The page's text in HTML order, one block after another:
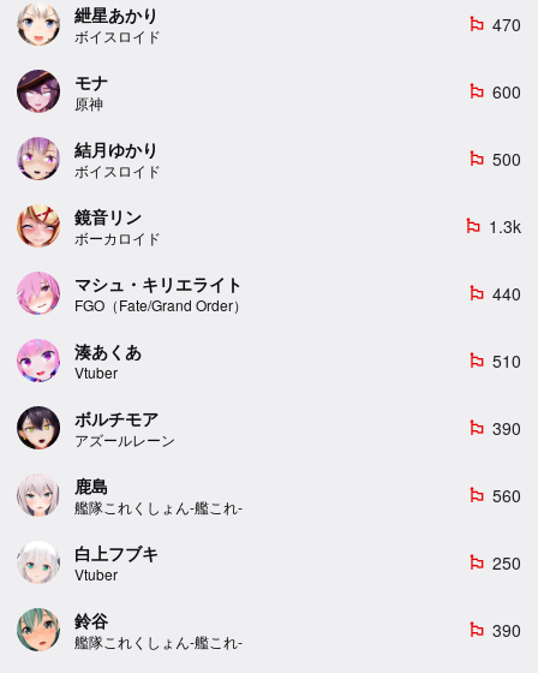
紲星あかり
ボイスロイド
emoji_flags 470
モナ
原神
emoji_flags 600
結月ゆかり
ボイスロイド
emoji_flags 500
鏡音リン
ボーカロイド
emoji_flags 1.3k
マシュ・キリエライト
FGO（Fate/Grand Order）
emoji_flags 440
湊あくあ
Vtuber
emoji_flags 510
ボルチモア
アズールレーン
emoji_flags 390
鹿島
艦隊これくしょん-艦これ-
emoji_flags 560
白上フブキ
Vtuber
emoji_flags 250
鈴谷
艦隊これくしょん-艦これ-
emoji_flags 390